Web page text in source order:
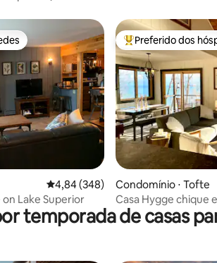
avaliações
4,84 de uma avaliação média de 5,
4,84 (348)
Lake Superior
Entre os melhores
Preferido dos
Condomínio ⋅ Tofte
Casa Hygge chique
margens do Lago
temporada de casas